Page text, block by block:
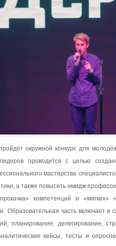
окружной конкурс для
проводится с целью
мастерства
а также повысить имидж
компетенций и
Образовательная часть включает
планирование, делегирование,
кейсы, тесты и